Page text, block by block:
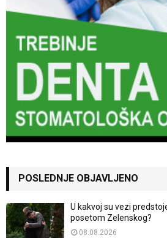
POSLEDNJE OBJAVLJENO
U kakvoj su vezi
posetom Zelenskog?
08.08.2026